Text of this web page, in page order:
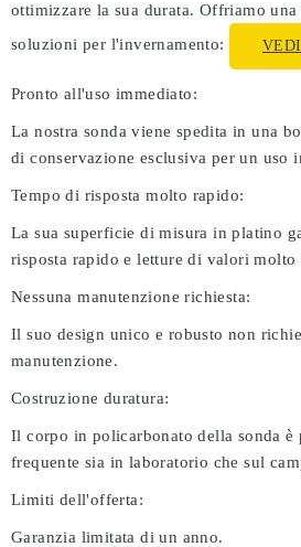
ottimizzare la sua durata. Offriamo una
soluzioni per l'invernamento:
VEDI
Pronto all'uso immediato:
La nostra sonda viene spedita in una
di conservazione esclusiva per un uso
Tempo di risposta molto rapido:
La sua superficie di misura in platino
risposta rapido e letture di valori molto
Nessuna manutenzione richiesta:
Il suo design unico e robusto non
manutenzione.
Costruzione duratura:
Il corpo in policarbonato della sonda è
frequente sia in laboratorio che sul
Limiti dell'offerta:
Garanzia limitata di un anno.